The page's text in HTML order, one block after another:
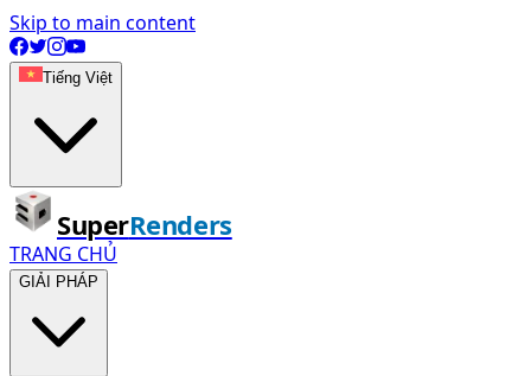
Skip to main content
Tiếng Việt
SuperRenders
TRANG CHỦ
GIẢI PHÁP